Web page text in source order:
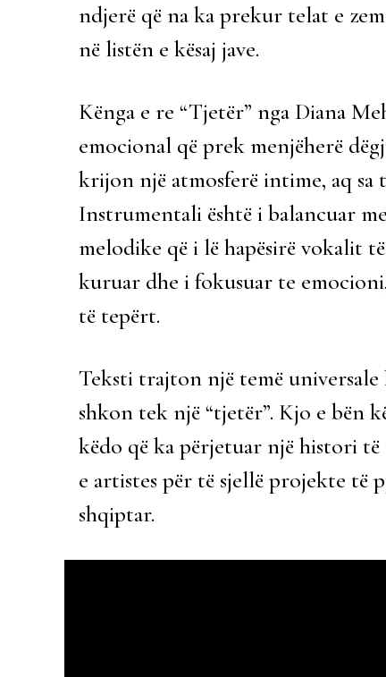
ndjerë që na ka prekur telat e
në listën e kësaj jave.
Kënga e re “Tjetër” nga Diana
emocional që prek menjëherë
krijon një atmosferë intime, aq
Instrumentali është i balancuar
melodike që i lë hapësirë vokalit
kuruar dhe i fokusuar te
të tepërt.
Teksti trajton një temë universale
shkon tek një “tjetër”. Kjo e bën
këdo që ka përjetuar një histori
e artistes për të sjellë projekte
shqiptar.